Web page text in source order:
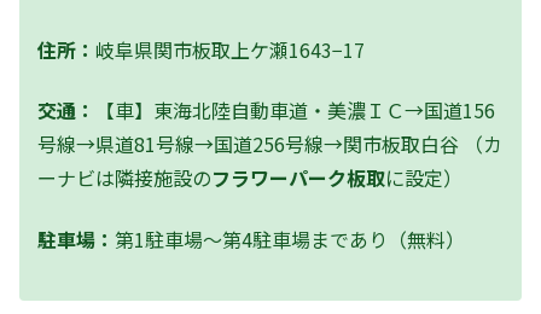
住所： 岐阜県関市板取上ケ瀬1643−17
交通：
【車】東海北陸自動車道・美濃ＩＣ→国道156
号線→県道81号線→国道256号線→関市板取白谷 （カ
ーナビは隣接施設のフラワーパーク板取に設定）
駐車場： 第1駐車場～第4駐車場まであり（無料）